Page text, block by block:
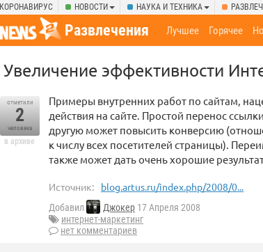
КОРОНАВИРУС НОВОСТИ НАУКА И ТЕХНИКА
Развлечения Лучшее Горячее
Увеличение эффективности
отметили
2
человека
в архиве
Примеры внутренних работ по сайтам,
действия на сайте. Простой перенос
другую может повысить конверсию
к числу всех посетителей страницы).
также может дать очень хорошие
Источник: blog.artus.ru/index.php/2008/0...
Добавил Джокер 17 Апреля 2008
интернет-маркетинг
нет комментариев